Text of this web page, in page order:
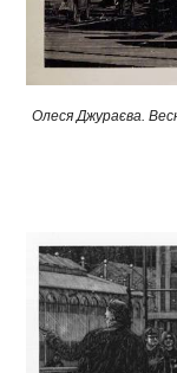
Олеся Джураєва.